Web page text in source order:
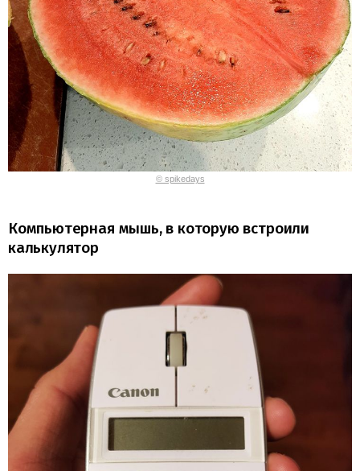
© spikedays
Компьютерная мышь, в которую встроили
калькулятор